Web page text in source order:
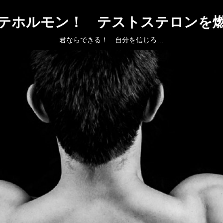
ホルモン！ テストステロンを
君ならできる！ 自分を信じろ…